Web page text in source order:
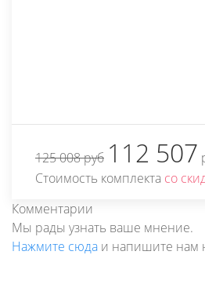
125 008 руб 112 507
Стоимость комплекта со
Комментарии
Мы рады узнать ваше мнение.
Нажмите сюда и напишите нам